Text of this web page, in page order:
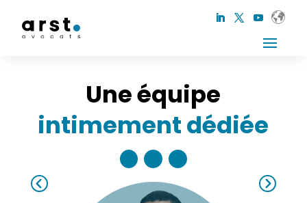
Une équipe
intimement dédiée